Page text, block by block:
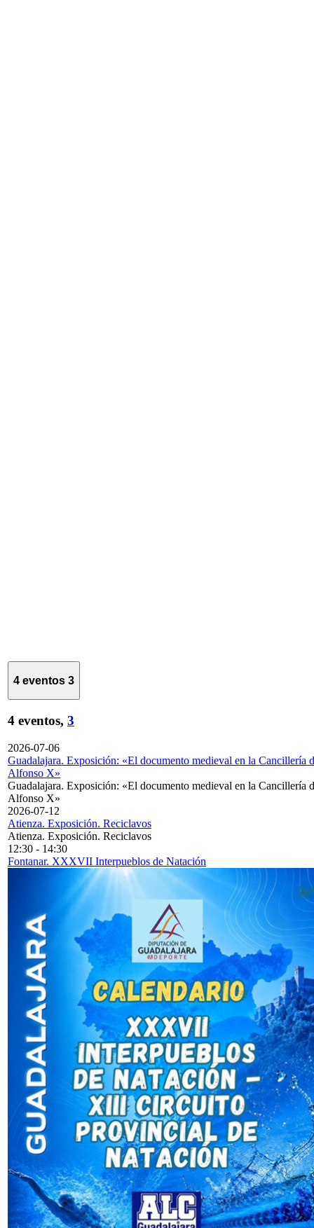
4 eventos 3
4 eventos, 3
2026-07-06
Guadalajara. Exposición: «El documento medieval en la Cancillería
Alfonso X»
Guadalajara. Exposición: «El documento medieval en la Cancillería
Alfonso X»
2026-07-12
Atienza. Exposición. Reciclavos
Atienza. Exposición. Reciclavos
12:30 - 14:30
Fontanar. XXXVII Interpueblos de Natación